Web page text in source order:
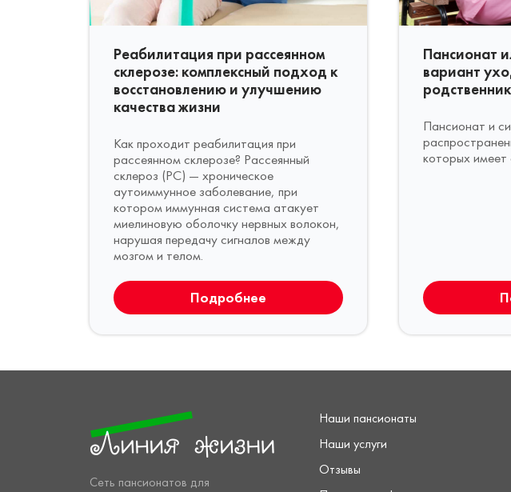
Реабилитация при рассеянном
склерозе: комплексный подход к
восстановлению и улучшению
качества жизни
Как проходит реабилитация при
рассеянном склерозе? Рассеянный
склероз (РС) — хроническое
аутоиммунное заболевание, при
котором иммунная система атакует
миелиновую оболочку нервных волокон,
нарушая передачу сигналов между
мозгом и телом.
Подробнее
Пансионат
вариант
Пансионат и
которых
Сеть пансионатов для
Наши пансионаты
Наши услуги
Отзывы